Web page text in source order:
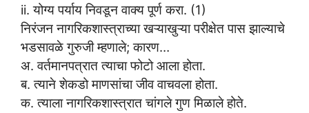
ii. योग्य पर्याय निवडून वाक्य पूर्ण करा. (1)
निरंजन नागरिकशास्त्राच्या खऱ्याखुऱ्या परीक्षेत पास झाल्याचे
भडसावळे गुरुजी म्हणाले; कारण…
अ. वर्तमानपत्रात त्याचा फोटो आला होता.
ब. त्याने शेकडो माणसांचा जीव वाचवला होता.
क. त्याला नागरिकशास्त्रात चांगले गुण मिळाले होते.